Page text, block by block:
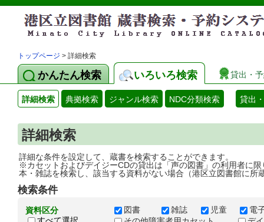
トップページ > 詳細検索
かんたん検索 いろいろ検索 貸出・
詳細検索 典拠検索 ジャンル検索 NDC分類検索 貸出
詳細検索
詳細な条件を設定して、蔵書を検索することができます。
※カセットおよびデイジーCDの貸出は「声の図書」の利用者に限
本・雑誌を検索し、該当する資料がない場合（港区立図書館に所
検索条件
資料区分
図書 雑誌 児童
電